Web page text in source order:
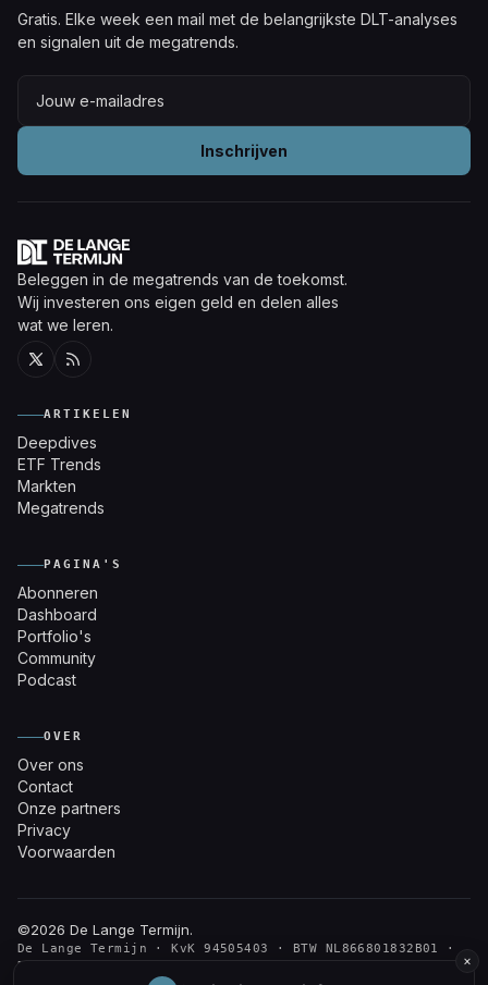
Gratis. Elke week een mail met de belangrijkste DLT-analyses
en signalen uit de megatrends.
Inschrijven
Beleggen in de megatrends van de toekomst.
Wij investeren ons eigen geld en delen alles
wat we leren.
ARTIKELEN
Deepdives
ETF Trends
Markten
Megatrends
PAGINA'S
Abonneren
Dashboard
Portfolio's
Community
Podcast
OVER
Over ons
Contact
Onze partners
Privacy
Voorwaarden
©2026 De Lange Termijn.
De Lange Termijn · KvK 94505403 · BTW NL866801832B01 ·
Den Haag
×